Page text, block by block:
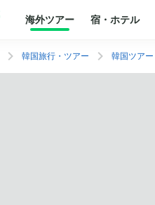
海外ツアー 宿・ホテル
韓国旅行・ツアー 韓国ツアー